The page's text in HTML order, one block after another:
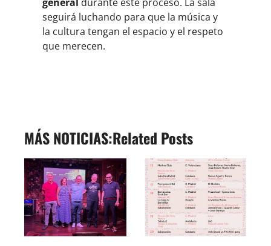
seguirá luchando para que la música y
la cultura tengan el espacio y el respeto
que merecen.
Related Posts